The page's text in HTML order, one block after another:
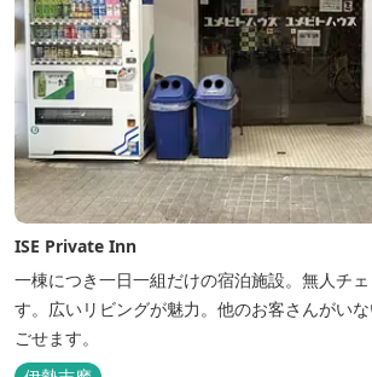
ISE Private Inn
一棟につき一日一組だけの宿泊施設。無人チ
す。広いリビングが魅力。他のお客さんがい
ごせます。